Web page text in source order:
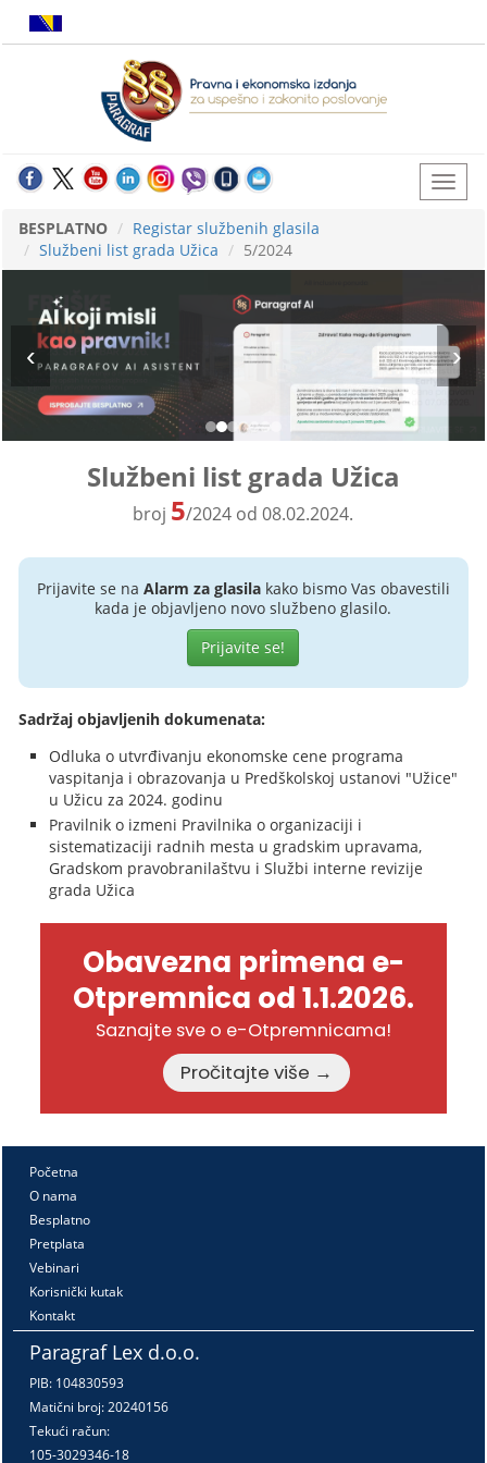
BESPLATNO
Registar službenih glasila
Službeni list grada Užica
5/2024
Službeni list grada Užica
broj 5/2024 od 08.02.2024.
Prijavite se na Alarm za glasilakako bismo Vas obavestili
kada je objavljeno novo službeno glasilo.
Prijavite se!
Sadržaj objavljenih dokumenata:
Odluka o utvrđivanju ekonomske cene programa
vaspitanja i obrazovanja u Predškolskoj ustanovi "Užice"
u Užicu za 2024. godinu
Pravilnik o izmeni Pravilnika o organizaciji i
sistematizaciji radnih mesta u gradskim upravama,
Gradskom pravobranilaštvu i Službi interne revizije
grada Užica
Obavezna primena e-
Otpremnica od 1.1.2026.
Saznajte sve o e-Otpremnicama!
Pročitajte više →
Početna
O nama
Besplatno
Pretplata
Vebinari
Korisnički kutak
Kontakt
Paragraf Lex d.o.o.
PIB: 104830593
Matični broj: 20240156
Tekući račun:
105-3029346-18